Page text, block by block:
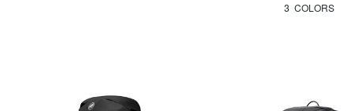
3 COLORS